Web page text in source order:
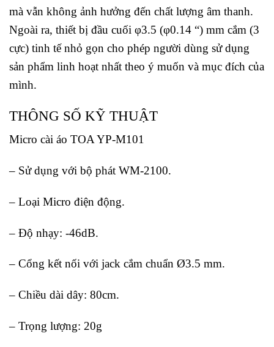
mà vẫn không ảnh hưởng đến chất lượng âm thanh.
Ngoài ra, thiết bị đầu cuối φ3.5 (φ0.14 “) mm cắm (3
cực) tinh tế nhỏ gọn cho phép người dùng sử dụng
sản phẩm linh hoạt nhất theo ý muốn và mục đích của
mình.
THÔNG SỐ KỸ THUẬT
Micro cài áo TOA YP-M101
– Sử dụng với bộ phát WM-2100.
– Loại Micro điện động.
– Độ nhạy: -46dB.
– Cổng kết nối với jack cắm chuẩn Ø3.5 mm.
– Chiều dài dây: 80cm.
– Trọng lượng: 20g